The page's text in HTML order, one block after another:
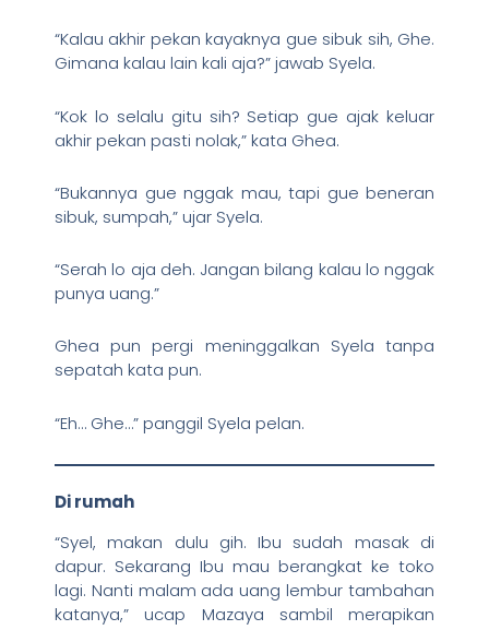
“Kalau akhir pekan kayaknya gue sibuk sih, Ghe.
Gimana kalau lain kali aja?” jawab Syela.
“Kok lo selalu gitu sih? Setiap gue ajak keluar
akhir pekan pasti nolak,” kata Ghea.
“Bukannya gue nggak mau, tapi gue beneran
sibuk, sumpah,” ujar Syela.
“Serah lo aja deh. Jangan bilang kalau lo nggak
punya uang.”
Ghea pun pergi meninggalkan Syela tanpa
sepatah kata pun.
“Eh… Ghe…” panggil Syela pelan.
Di rumah
“Syel, makan dulu gih. Ibu sudah masak di
dapur. Sekarang Ibu mau berangkat ke toko
lagi. Nanti malam ada uang lembur tambahan
katanya,” ucap Mazaya sambil merapikan